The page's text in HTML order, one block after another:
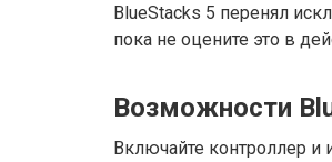
BlueStacks 5 перенял
пока не оцените это в
Возможности
Включайте контроллер и